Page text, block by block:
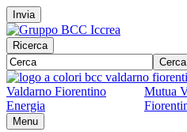
Invia
Ricerca
Cerca
Valdarno Fiorentino
Energia
Mutua
Menu